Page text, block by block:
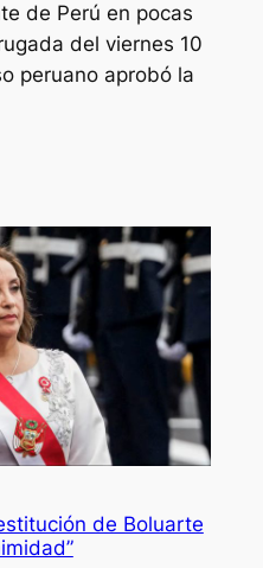
de Perú en pocas
del viernes 10
peruano aprobó la
de Boluarte